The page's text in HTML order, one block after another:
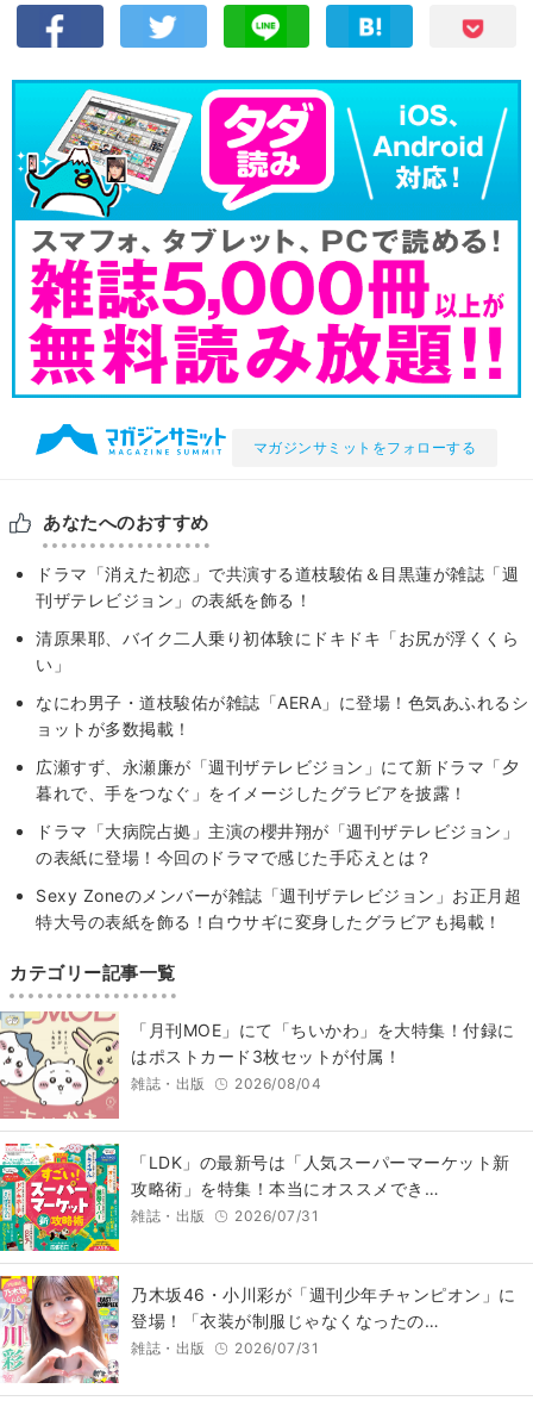
マガジンサミットをフォローする
あなたへのおすすめ
ドラマ「消えた初恋」で共演する道枝駿佑＆目黒蓮が雑誌「週
刊ザテレビジョン」の表紙を飾る！
清原果耶、バイク二人乗り初体験にドキドキ「お尻が浮くくら
い」
なにわ男子・道枝駿佑が雑誌「AERA」に登場！色気あふれるシ
ョットが多数掲載！
広瀬すず、永瀬廉が「週刊ザテレビジョン」にて新ドラマ「夕
暮れで、手をつなぐ」をイメージしたグラビアを披露！
ドラマ「大病院占拠」主演の櫻井翔が「週刊ザテレビジョン」
の表紙に登場！今回のドラマで感じた手応えとは？
Sexy Zoneのメンバーが雑誌「週刊ザテレビジョン」お正月超
特大号の表紙を飾る！白ウサギに変身したグラビアも掲載！
カテゴリー記事一覧
「月刊MOE」にて「ちいかわ」を大特集！付録に
はポストカード3枚セットが付属！
雑誌・出版 2026/08/04
「LDK」の最新号は「人気スーパーマーケット新
攻略術」を特集！本当にオススメでき…
雑誌・出版 2026/07/31
乃木坂46・小川彩が「週刊少年チャンピオン」に
登場！「衣装が制服じゃなくなったの…
雑誌・出版 2026/07/31